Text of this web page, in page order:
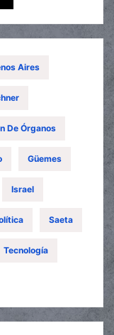
Aires
De Órganos
Güemes
Israel
Saeta
Tecnología